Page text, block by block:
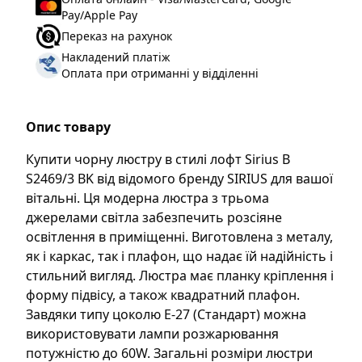
Тип цоколя:
Pay/Apple Pay
Переказ на рахунок
Накладений платіж
Оплата при отриманні у відділенні
Опис товару
Купити чорну люстру в стилі лофт Sirius B
S2469/3 BK від відомого бренду SIRIUS для вашої
вітальні. Ця модерна люстра з трьома
джерелами світла забезпечить розсіяне
освітлення в приміщенні. Виготовлена з металу,
як і каркас, так і плафон, що надає їй надійність і
стильний вигляд. Люстра має планку кріплення і
форму підвісу, а також квадратний плафон.
Завдяки типу цоколю E-27 (Стандарт) можна
використовувати лампи розжарювання
потужністю до 60W. Загальні розміри люстри